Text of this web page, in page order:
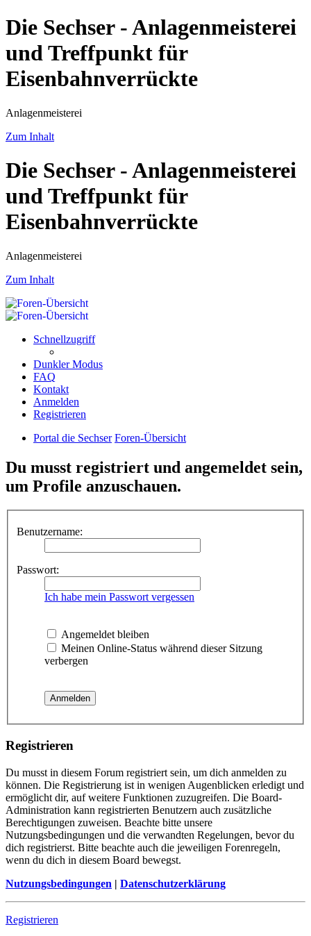
Die Sechser - Anlagenmeisterei
und Treffpunkt für
Eisenbahnverrückte
Anlagenmeisterei
Zum Inhalt
Die Sechser - Anlagenmeisterei
und Treffpunkt für
Eisenbahnverrückte
Anlagenmeisterei
Zum Inhalt
Schnellzugriff
Dunkler Modus
FAQ
Kontakt
Anmelden
Registrieren
Portal die Sechser Foren-Übersicht
Du musst registriert und angemeldet sein,
um Profile anzuschauen.
Benutzername:
Passwort:
Ich habe mein Passwort vergessen
Angemeldet bleiben
Meinen Online-Status während dieser Sitzung
verbergen
Registrieren
Du musst in diesem Forum registriert sein, um dich anmelden zu
können. Die Registrierung ist in wenigen Augenblicken erledigt und
ermöglicht dir, auf weitere Funktionen zuzugreifen. Die Board-
Administration kann registrierten Benutzern auch zusätzliche
Berechtigungen zuweisen. Beachte bitte unsere
Nutzungsbedingungen und die verwandten Regelungen, bevor du
dich registrierst. Bitte beachte auch die jeweiligen Forenregeln,
wenn du dich in diesem Board bewegst.
Nutzungsbedingungen | Datenschutzerklärung
Registrieren